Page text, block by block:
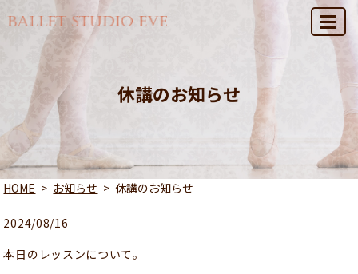
MENU
休講のお知らせ
HOME お知らせ 休講のお知らせ
2024/08/16
本日のレッスンについて。